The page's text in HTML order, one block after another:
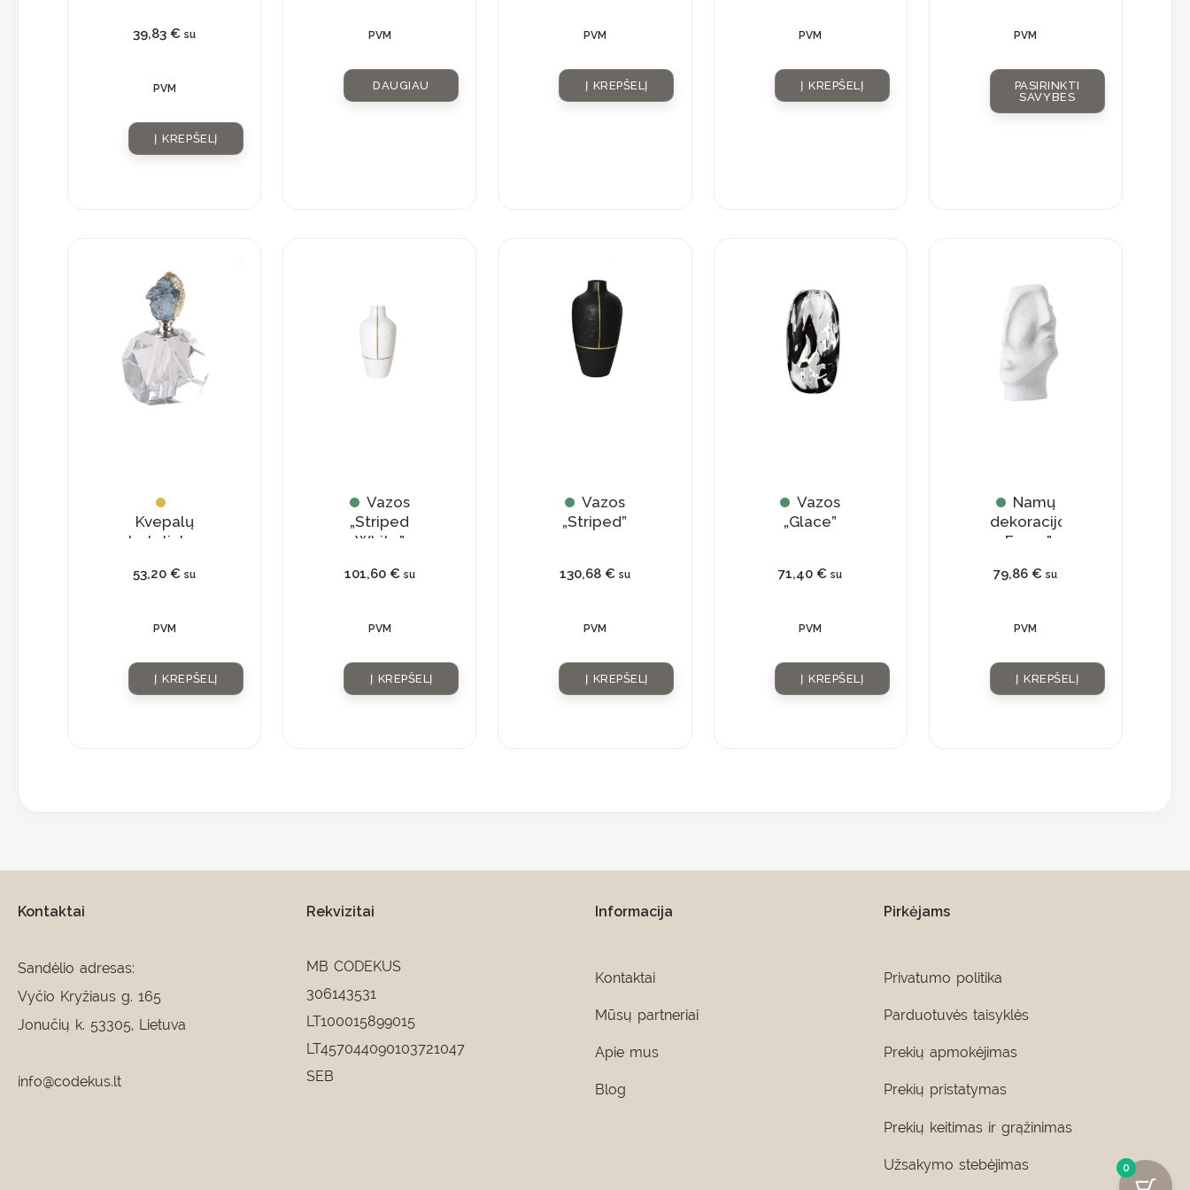
39,83€ su
PVM
Į KREPŠELĮ
PVM
DAUGIAU
PVM
Į KREPŠELĮ
PVM
Į KREPŠELĮ
PVM
PASIRINKTI
SAVYBES
Kvepalų
buteliukas
natūraliu
53,20€ su
PVM
Į KREPŠELĮ
Vazos
„Striped
White”
101,60 € su
PVM
Į KREPŠELĮ
Vazos
„Striped”
130,68 € su
PVM
Į KREPŠELĮ
Vazos
„Glace”
71,40€ su
PVM
Į KREPŠELĮ
Namų
dekoracijos
„Faces”
79,86€ su
PVM
Į KREPŠELĮ
Kontaktai
Sandėlio adresas:
Vyčio Kryžiaus g. 165
Jonučių k. 53305, Lietuva
info@codekus.lt
Rekvizitai
MB CODEKUS
306143531
LT100015899015
LT457044090103721047
SEB
Informacija
Kontaktai
Mūsų partneriai
Apie mus
Blog
Pirkėjams
Privatumo politika
Parduotuvės taisyklės
Prekių apmokėjimas
Prekių pristatymas
Prekių keitimas ir grąžinimas
Užsakymo stebėjimas 0